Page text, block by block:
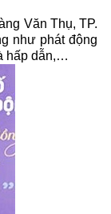
Văn Thụ, TP.
như phát động
hấp dẫn,…